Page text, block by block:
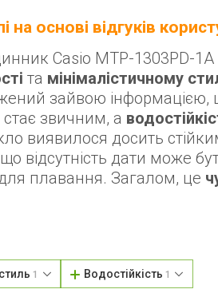
основі відгуків
Casio MTP-1303PD-1A
та мінімалістичному
зайвою інформацією,
звичним, а
виявилося досить
відсутність дати може
плавання. Загалом, це
1 Водостійкість 1